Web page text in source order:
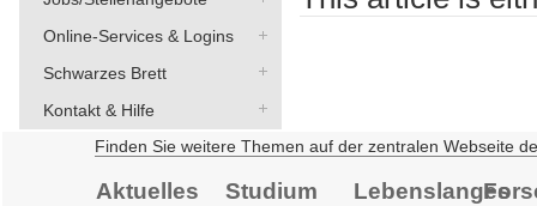
Online-Services & Logins
Schwarzes Brett
Kontakt & Hilfe
Finden Sie weitere Themen auf der zentralen Webseite
Aktuelles Studium
Lebenslanges